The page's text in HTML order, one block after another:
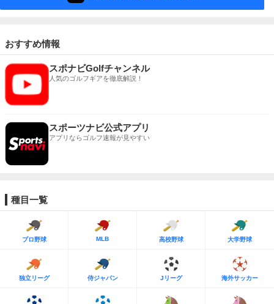
おすすめ情報
スポナビGolfチャンネル
人気のゴルフギアを徹底解説！
スポーツナビ公式アプリ
アプリならゴルフ速報が見やすい
種目一覧
プロ野球 MLB 高校野球 大学野球
独立リーグ 侍ジャパン Jリーグ 海外サッカー